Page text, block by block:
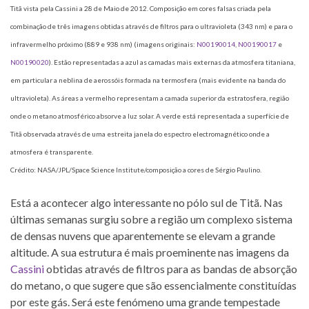
Titã vista pela Cassini a 28 de Maio de 2012. Composição em cores falsas criada pela
combinação de três imagens obtidas através de filtros para o ultravioleta (343 nm) e para o
infravermelho próximo (889 e 938 nm) (imagens originais: N00190014 N00190017 e
N00190020). Estão representadas a azul as camadas mais externas da atmosfera titaniana,
em particular a neblina de aerossóis formada na termosfera (mais evidente na banda do
ultravioleta). As áreas a vermelho representam a camada superior da estratosfera, região
onde o metano atmosférico absorve a luz solar. A verde está representada a superfície de
Titã observada através de uma estreita janela do espectro electromagnético onde a
atmosfera é transparente.
Crédito: NASA/JPL/Space Science Institute/composição a cores de Sérgio Paulino.
Está a acontecer algo interessante no pólo sul de Titã. Nas
últimas semanas surgiu sobre a região um complexo sistema
de densas nuvens que aparentemente se elevam a grande
altitude. A sua estrutura é mais proeminente nas imagens da
Cassiniobtidas através de filtros para as bandas de absorção
do metano, o que sugere que são essencialmente constituídas
por este gás. Será este fenómeno uma grande tempestade